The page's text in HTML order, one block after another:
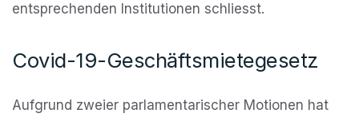
entsprechenden Institutionen schliesst.
Covid-19-Geschäftsmietegesetz
Aufgrund zweier parlamentarischer Motionen hat